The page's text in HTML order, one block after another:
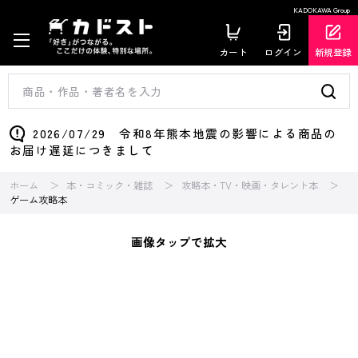
KADOKAWA Group
カート ログイン 新規登録
2026/07/29 令和8年熊本地震の影響による商品の
お届け遅延につきまして
ホーム 本・コミック・雑誌
攻略本・TV・映画・タレント本
ゲーム攻略本
画像タップで拡大